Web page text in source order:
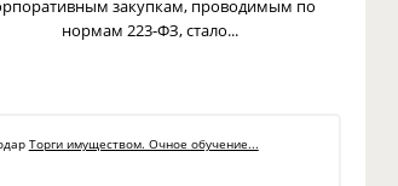
закупкам, проводимым по
нормам 223-ФЗ, стало...
Торги имуществом. Очное обучение...